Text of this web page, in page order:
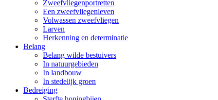
Zweefvliegenportretten
Een zweefvliegenleven
Volwassen zweefvliegen
Larven
Herkenning en determinatie
Belang
Belang wilde bestuivers
In natuurgebieden
In landbouw
In stedelijk groen
Bedreiging